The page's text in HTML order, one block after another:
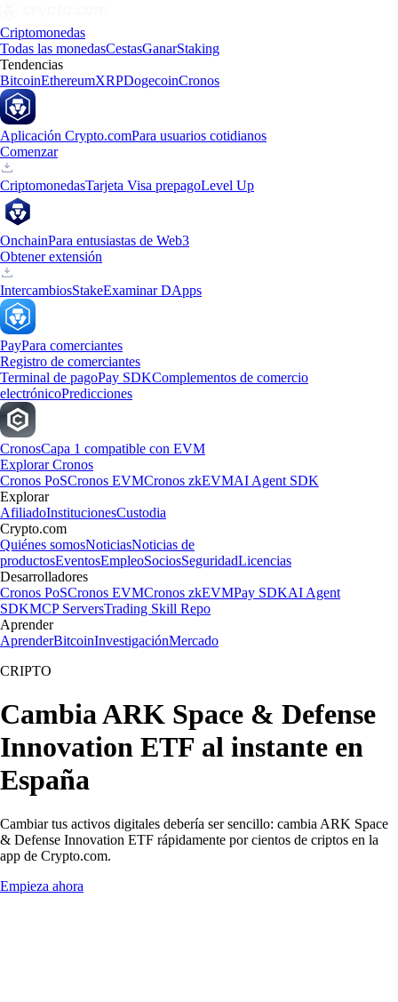
Criptomonedas
Todas las monedasCestasGanarStaking
Tendencias
BitcoinEthereumXRPDogecoinCronos
Aplicación Crypto.comPara usuarios cotidianos
Comenzar
CriptomonedasTarjeta Visa prepagoLevel Up
OnchainPara entusiastas de Web3
Obtener extensión
IntercambiosStakeExaminar DApps
PayPara comerciantes
Registro de comerciantes
Terminal de pagoPay SDKComplementos de comercio
electrónicoPredicciones
CronosCapa 1 compatible con EVM
Explorar Cronos
Cronos PoSCronos EVMCronos zkEVMAI Agent SDK
Explorar
AfiliadoInstitucionesCustodia
Crypto.com
Quiénes somosNoticiasNoticias de
productosEventosEmpleoSociosSeguridadLicencias
Desarrolladores
Cronos PoSCronos EVMCronos zkEVMPay SDKAI Agent
SDKMCP ServersTrading Skill Repo
Aprender
AprenderBitcoinInvestigaciónMercado
CRIPTO
Cambia ARK Space & Defense
Innovation ETF al instante en
España
Cambiar tus activos digitales debería ser sencillo: cambia ARK Space
& Defense Innovation ETF rápidamente por cientos de criptos en la
app de Crypto.com.
Empieza ahora